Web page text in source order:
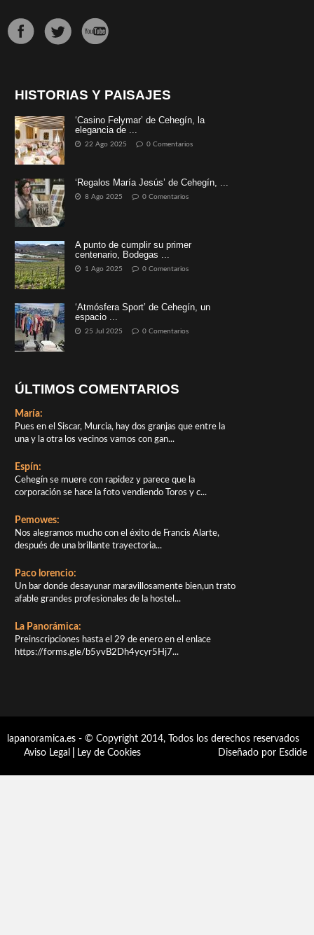
HISTORIAS Y PAISAJES
‘Casino Felymar’ de Cehegín, la
elegancia de ...
22 Ago 2025 0 Comentarios
‘Regalos María Jesús’ de Cehegín, ...
8 Ago 2025 0 Comentarios
A punto de cumplir su primer
centenario, Bodegas ...
1 Ago 2025 0 Comentarios
‘Atmósfera Sport’ de Cehegín, un
espacio ...
25 Jul 2025 0 Comentarios
ÚLTIMOS COMENTARIOS
María:
Pues en el Siscar, Murcia, hay dos granjas que entre la
una y la otra los vecinos vamos con gan...
Espín:
Cehegín se muere con rapidez y parece que la
corporación se hace la foto vendiendo Toros y c...
Pemowes:
Nos alegramos mucho con el éxito de Francis Alarte,
después de una brillante trayectoria...
Paco lorencio:
Un bar donde desayunar maravillosamente bien,un trato
afable grandes profesionales de la hostel...
La Panorámica:
Preinscripciones hasta el 29 de enero en el enlace
https://forms.gle/b5yvB2Dh4ycyr5Hj7...
lapanoramica.es - © Copyright 2014, Todos los derechos reservados
Aviso Legal
Ley de Cookies Diseñado por Esdide